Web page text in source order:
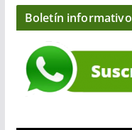
Boletín informativo